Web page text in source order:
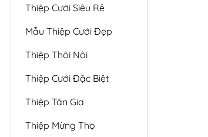
Thiệp Cưới Siêu Rẻ
Mẫu Thiệp Cưới Đẹp
Thiệp Thôi Nôi
Thiệp Cưới Đặc Biệt
Thiệp Tân Gia
Thiệp Mừng Thọ